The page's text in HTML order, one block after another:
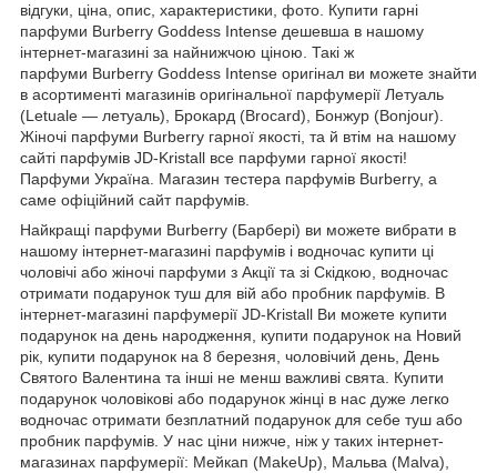
відгуки, ціна, опис, характеристики, фото. Купити гарні
парфуми Burberry Goddess Intense дешевша в нашому
інтернет-магазині за найнижчою ціною. Такі ж
парфуми Burberry Goddess Intense оригінал ви можете знайти
в асортименті магазинів оригінальної парфумерії Летуаль
(Letuale — летуаль), Брокард (Brocard), Бонжур (Bonjour).
Жіночі парфуми Burberry гарної якості, та й втім на нашому
сайті парфумів JD-Kristall все парфуми гарної якості!
Парфуми Україна. Магазин тестера парфумів Burberry, а
саме офіційний сайт парфумів.
Найкращі парфуми Burberry (Барбері) ви можете вибрати в
нашому інтернет-магазині парфумів і водночас купити ці
чоловічі або жіночі парфуми з Акції та зі Скідкою, водночас
отримати подарунок туш для вій або пробник парфумів. В
інтернет-магазині парфумерії JD-Kristall Ви можете купити
подарунок на день народження, купити подарунок на Новий
рік, купити подарунок на 8 березня, чоловічий день, День
Святого Валентина та інші не менш важливі свята. Купити
подарунок чоловікові або подарунок жінці в нас дуже легко
водночас отримати безплатний подарунок для себе туш або
пробник парфумів. У нас ціни нижче, ніж у таких інтернет-
магазинах парфумерії: Мейкап (MakeUp), Мальва (Malva),